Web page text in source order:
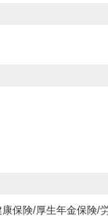
保険/厚生年金保険/